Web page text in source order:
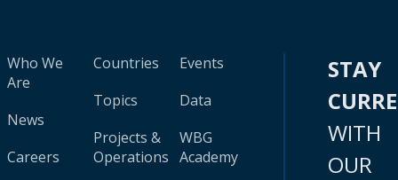
Who We
Are
News
Careers
Countries
Topics
Projects &
Operations
Events
Data
WBG
Academy
STAY
WITH
OUR